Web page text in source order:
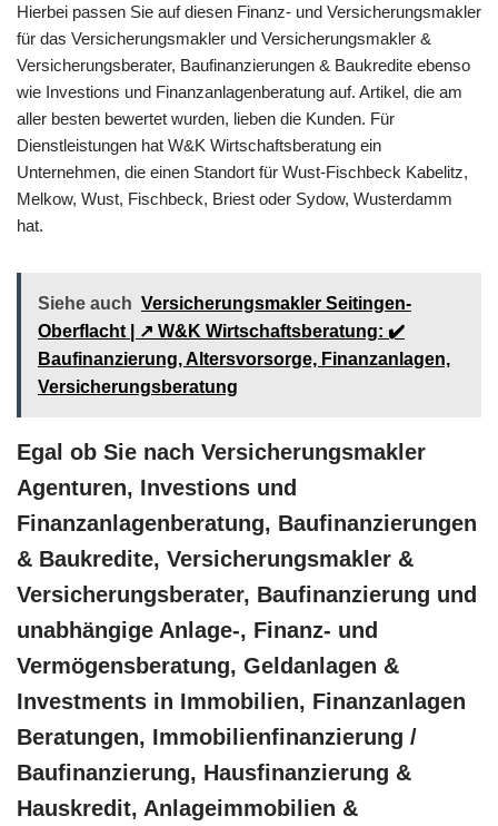
Hierbei passen Sie auf diesen Finanz- und Versicherungsmakler
für das Versicherungsmakler und Versicherungsmakler &
Versicherungsberater, Baufinanzierungen & Baukredite ebenso
wie Investions und Finanzanlagenberatung auf. Artikel, die am
aller besten bewertet wurden, lieben die Kunden. Für
Dienstleistungen hat W&K Wirtschaftsberatung ein
Unternehmen, die einen Standort für Wust-Fischbeck Kabelitz,
Melkow, Wust, Fischbeck, Briest oder Sydow, Wusterdamm
hat.
Siehe auch Versicherungsmakler Seitingen-
Oberflacht | ↗️ W&K Wirtschaftsberatung: ✔️
Baufinanzierung, Altersvorsorge, Finanzanlagen,
Versicherungsberatung
Egal ob Sie nach Versicherungsmakler
Agenturen, Investions und
Finanzanlagenberatung, Baufinanzierungen
& Baukredite, Versicherungsmakler &
Versicherungsberater, Baufinanzierung und
unabhängige Anlage-, Finanz- und
Vermögensberatung, Geldanlagen &
Investments in Immobilien, Finanzanlagen
Beratungen, Immobilienfinanzierung /
Baufinanzierung, Hausfinanzierung &
Hauskredit, Anlageimmobilien &